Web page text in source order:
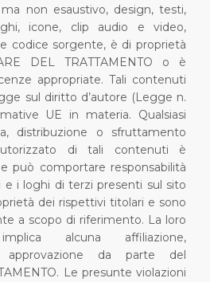
non esaustivo, design, testi,
icone, clip audio e video,
codice sorgente, è di proprietà
DEL TRATTAMENTO o è
appropriate. Tali contenuti
sul diritto d’autore (Legge n.
UE in materia.
Qualsiasi
distribuzione o sfruttamento
di tali contenuti è
può comportare responsabilità
e i loghi di terzi presenti sul sito
dei rispettivi titolari e sono
a scopo di riferimento. La loro
alcuna affiliazione,
approvazione da parte del
Le presunte violazioni